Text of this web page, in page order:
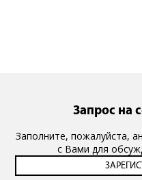
Запрос на
Заполните, пожалуйста,
с Вами для